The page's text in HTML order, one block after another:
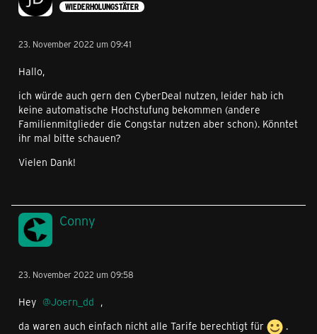
WIEDERHOLUNGSTÄTER
23. November 2022 um 09:41
Hallo,
ich würde auch gern den CyberDeal nutzen, leider hab ich
keine automatische Hochstufung bekommen (andere
Familienmitglieder die Congstar nutzen aber schon). Könntet
ihr mal bitte schauen?
Vielen Dank!
Conny
23. November 2022 um 09:58
Hey Joern_dd ,
da waren auch einfach nicht alle Tarife berechtigt für
.